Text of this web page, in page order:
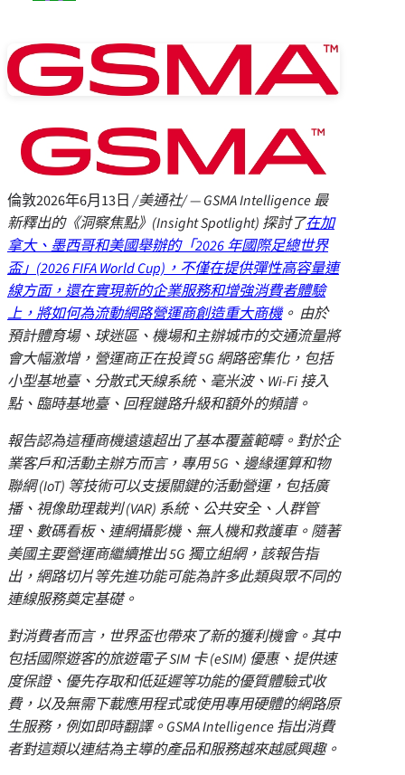
倫敦2026年6月13日 /美通社/ — GSMA Intelligence最
新釋出的《洞察焦點》 (Insight Spotlight) 探討了在加
拿大、墨西哥和美國舉辦的「2026年國際足總世界
盃」 (2026 FIFA World Cup) ，不僅在提供彈性高容量連
線方面，還在實現新的企業服務和增強消費者體驗
上，將如何為流動網路營運商創造重大商機。 由於
預計體育場、球迷區、機場和主辦城市的交通流量將
會大幅激增，營運商正在投資5G 網路密集化，包括
小型基地臺、分散式天線系統、毫米波、 Wi-Fi接入
點、臨時基地臺、回程鏈路升級和額外的頻譜。
報告認為這種商機遠遠超出了基本覆蓋範疇。對於企
業客戶和活動主辦方而言，專用5G 、邊緣運算和物
聯網(IoT) 等技術可以支援關鍵的活動營運，包括廣
播、視像助理裁判(VAR) 系統、公共安全、人群管
理、數碼看板、連網攝影機、無人機和救護車。隨著
美國主要營運商繼續推出5G 獨立組網，該報告指
出，網路切片等先進功能可能為許多此類與眾不同的
連線服務奠定基礎。
對消費者而言，世界盃也帶來了新的獲利機會。其中
包括國際遊客的旅遊電子SIM卡(eSIM) 優惠、提供速
度保證、優先存取和低延遲等功能的優質體驗式收
費，以及無需下載應用程式或使用專用硬體的網路原
生服務，例如即時翻譯。GSMA Intelligence指出消費
者對這類以連結為主導的產品和服務越來越感興趣。